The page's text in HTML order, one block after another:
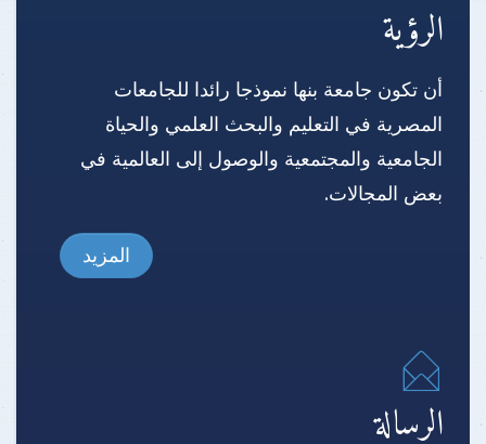
الرؤية
أن تكون جامعة بنها نموذجا رائدا للجامعات
المصرية في التعليم والبحث العلمي والحياة
الجامعية والمجتمعية والوصول إلى العالمية في
بعض المجالات.
المزيد
الرسالة